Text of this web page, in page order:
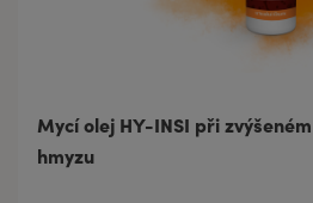
Mycí olej HY-INSI při
hmyzu